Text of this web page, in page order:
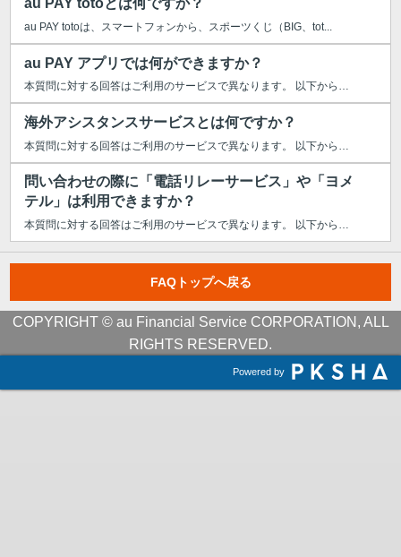
au PAY totoとは何ですか？
au PAY totoは、スマートフォンから、スポーツくじ（BIG、tot...
au PAY アプリでは何ができますか？
本質問に対する回答はご利用のサービスで異なります。 以下からご利用のサー...
海外アシスタンスサービスとは何ですか？
問い合わせの際に「電話リレーサービス」や「ヨメ
テル」は利用できますか？
本質問に対する回答はご利用のサービスで異なります。 以下からご利用のサー...
FAQトップへ戻る
COPYRIGHT © au Financial Service CORPORATION, ALL
RIGHTS RESERVED.
Powered by